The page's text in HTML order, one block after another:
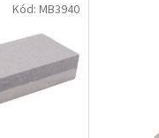
Kód: MB3940